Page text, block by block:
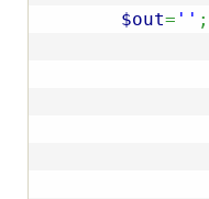
$out= '' ;